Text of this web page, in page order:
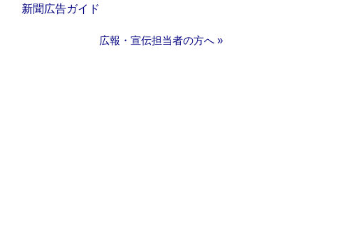
新聞広告ガイド
広報・宣伝担当者の方へ »